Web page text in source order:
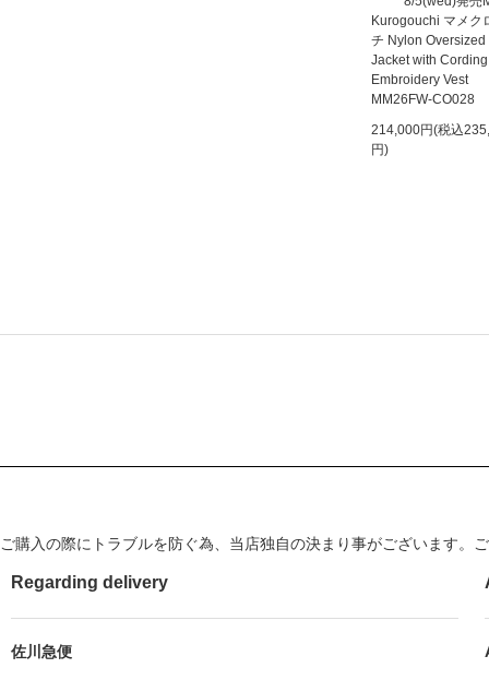
Kurogouchi マメク
チ Nylon Oversized
Jacket with Cording
Embroidery Vest
MM26FW-CO028
214,000円(税込
円)
ご購入の際にトラブルを防ぐ為、当店独自の決まり事がございます。
Regarding delivery
佐川急便